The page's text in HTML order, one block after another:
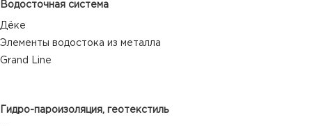
Водосточная система
Дёке
Элементы водостока из металла
Grand Line
Гидро-пароизоляция, геотекстиль